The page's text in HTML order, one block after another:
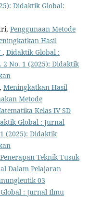
Didaktik Global:
Penggunaan Metode
Hasil
, Didaktik Global :
No. 1 (2025): Didaktik
Meningkatkan Hasil
Metode
Kelas IV SD
Global : Jurnal
(2025): Didaktik
Penerapan Teknik Tusuk
Dalam Pelajaran
03
: Jurnal Ilmu